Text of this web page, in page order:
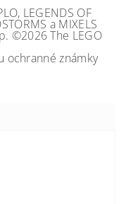
LEGENDS OF
a MIXELS
©2026 The LEGO
ochranné známky